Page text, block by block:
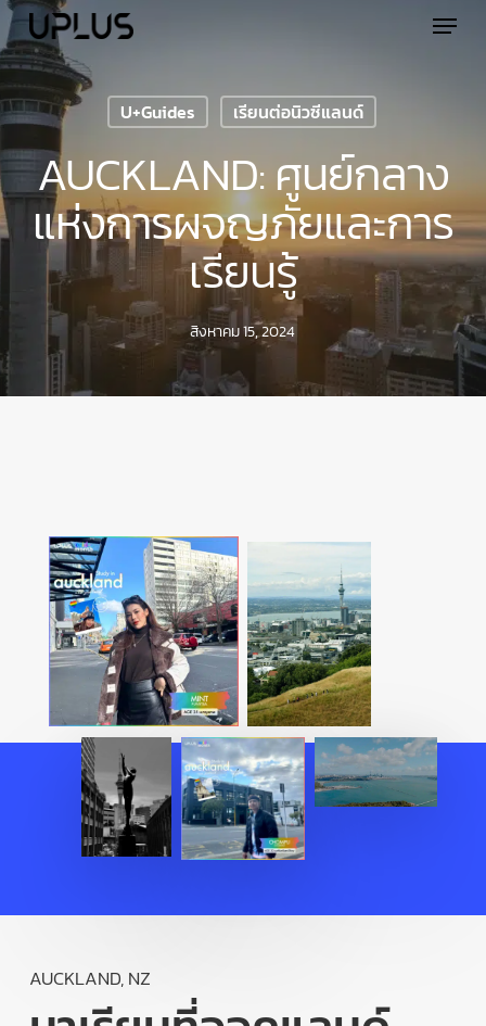
Skip
to
main
content
Menu
U+Guides เรียนต่อนิวซีแลนด์
AUCKLAND: ศูนย์กลาง
แห่งการผจญภัยและการ
เรียนรู้
สิงหาคม 15, 2024
AUCKLAND, NZ